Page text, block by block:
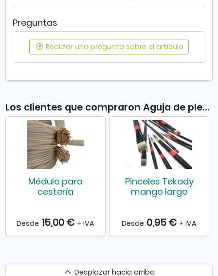
Preguntas
Realizar una pregunta sobre el artículo
Los clientes que compraron Aguja de pletina también compraron
Médula para
cestería
Desde 15,00 € + IVA
Pinceles Tekady
mango largo
Desde 0,95 € + IVA
Desplazar
Desplazar hacia arriba